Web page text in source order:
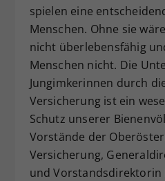
spielen eine
Menschen. Ohne sie
nicht überlebensfähig
Menschen nicht. Die
Jungimkerinnen durch
Versicherung ist ein
Schutz unserer
Vorstände der
Versicherung,
und